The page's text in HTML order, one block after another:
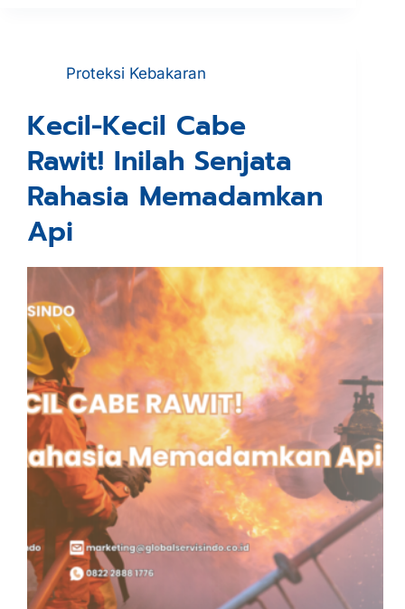
Proteksi Kebakaran
Kecil-Kecil Cabe
Rawit! Inilah Senjata
Rahasia Memadamkan
Api